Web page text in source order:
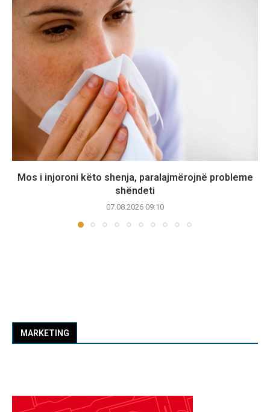
Mos i injoroni këto shenja, paralajmërojnë probleme
shëndeti
07.08.2026 09:10
MARKETING